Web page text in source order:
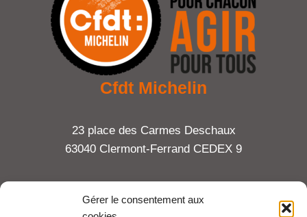
Gérer le consentement aux
Cfdt Michelin
23 place des Carmes Deschaux
63040 Clermont-Ferrand CEDEX 9